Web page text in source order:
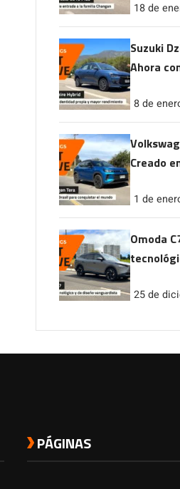
18 de
Suzuki
Ahora
8 de
Creado
1 de
Omoda
25 de
PÁGINAS